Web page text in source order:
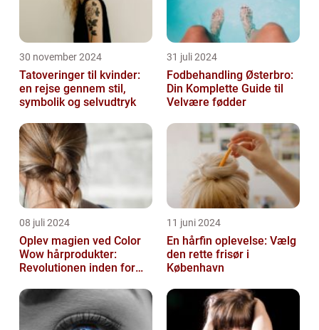
30 november 2024
Tatoveringer til kvinder:
en rejse gennem stil,
symbolik og selvudtryk
31 juli 2024
Fodbehandling Østerbro:
Din Komplette Guide til
Velvære fødder
08 juli 2024
Oplev magien ved Color
Wow hårprodukter:
Revolutionen inden for
11 juni 2024
En hårfin oplevelse: Vælg
den rette frisør i
København